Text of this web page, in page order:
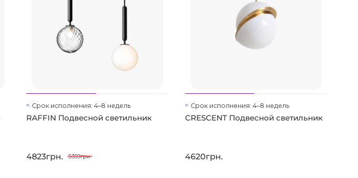
Срок исполнения: 4–8 недель
RAFFIN Подвесной светильник
4823грн. 5359грн.
Срок исполнения: 4–8 недель
CRESCENT Подвесной светильник
4620грн.